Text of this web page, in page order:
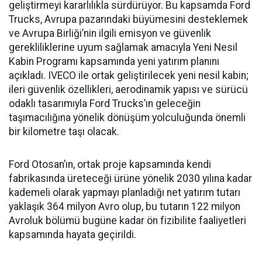
geliştirmeyi kararlılıkla sürdürüyor. Bu kapsamda Ford
Trucks, Avrupa pazarındaki büyümesini desteklemek
ve Avrupa Birliği’nin ilgili emisyon ve güvenlik
gerekliliklerine uyum sağlamak amacıyla Yeni Nesil
Kabin Programı kapsamında yeni yatırım planını
açıkladı. IVECO ile ortak geliştirilecek yeni nesil kabin;
ileri güvenlik özellikleri, aerodinamik yapısı ve sürücü
odaklı tasarımıyla Ford Trucks’ın geleceğin
taşımacılığına yönelik dönüşüm yolculuğunda önemli
bir kilometre taşı olacak.
Ford Otosan’ın, ortak proje kapsamında kendi
fabrikasında üreteceği ürüne yönelik 2030 yılına kadar
kademeli olarak yapmayı planladığı net yatırım tutarı
yaklaşık 364 milyon Avro olup, bu tutarın 122 milyon
Avroluk bölümü bugüne kadar ön fizibilite faaliyetleri
kapsamında hayata geçirildi.